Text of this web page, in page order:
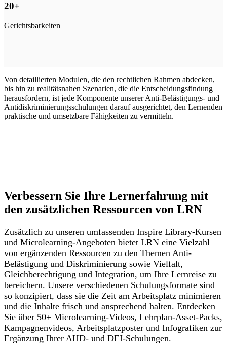
20+
Gerichtsbarkeiten
Von detaillierten Modulen, die den rechtlichen Rahmen abdecken,
bis hin zu realitätsnahen Szenarien, die die Entscheidungsfindung
herausfordern, ist jede Komponente unserer Anti-Belästigungs- und
Antidiskriminierungsschulungen darauf ausgerichtet, den Lernenden
praktische und umsetzbare Fähigkeiten zu vermitteln.
Verbessern Sie Ihre Lernerfahrung mit
den zusätzlichen Ressourcen von LRN
Zusätzlich zu unseren umfassenden Inspire Library-Kursen
und Microlearning-Angeboten bietet LRN eine Vielzahl
von ergänzenden Ressourcen zu den Themen Anti-
Belästigung und Diskriminierung sowie Vielfalt,
Gleichberechtigung und Integration, um Ihre Lernreise zu
bereichern. Unsere verschiedenen Schulungsformate sind
so konzipiert, dass sie die Zeit am Arbeitsplatz minimieren
und die Inhalte frisch und ansprechend halten. Entdecken
Sie über 50+ Microlearning-Videos, Lehrplan-Asset-Packs,
Kampagnenvideos, Arbeitsplatzposter und Infografiken zur
Ergänzung Ihrer AHD- und DEI-Schulungen.